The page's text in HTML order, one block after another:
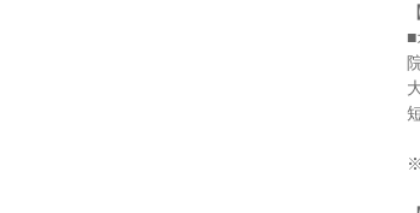
■